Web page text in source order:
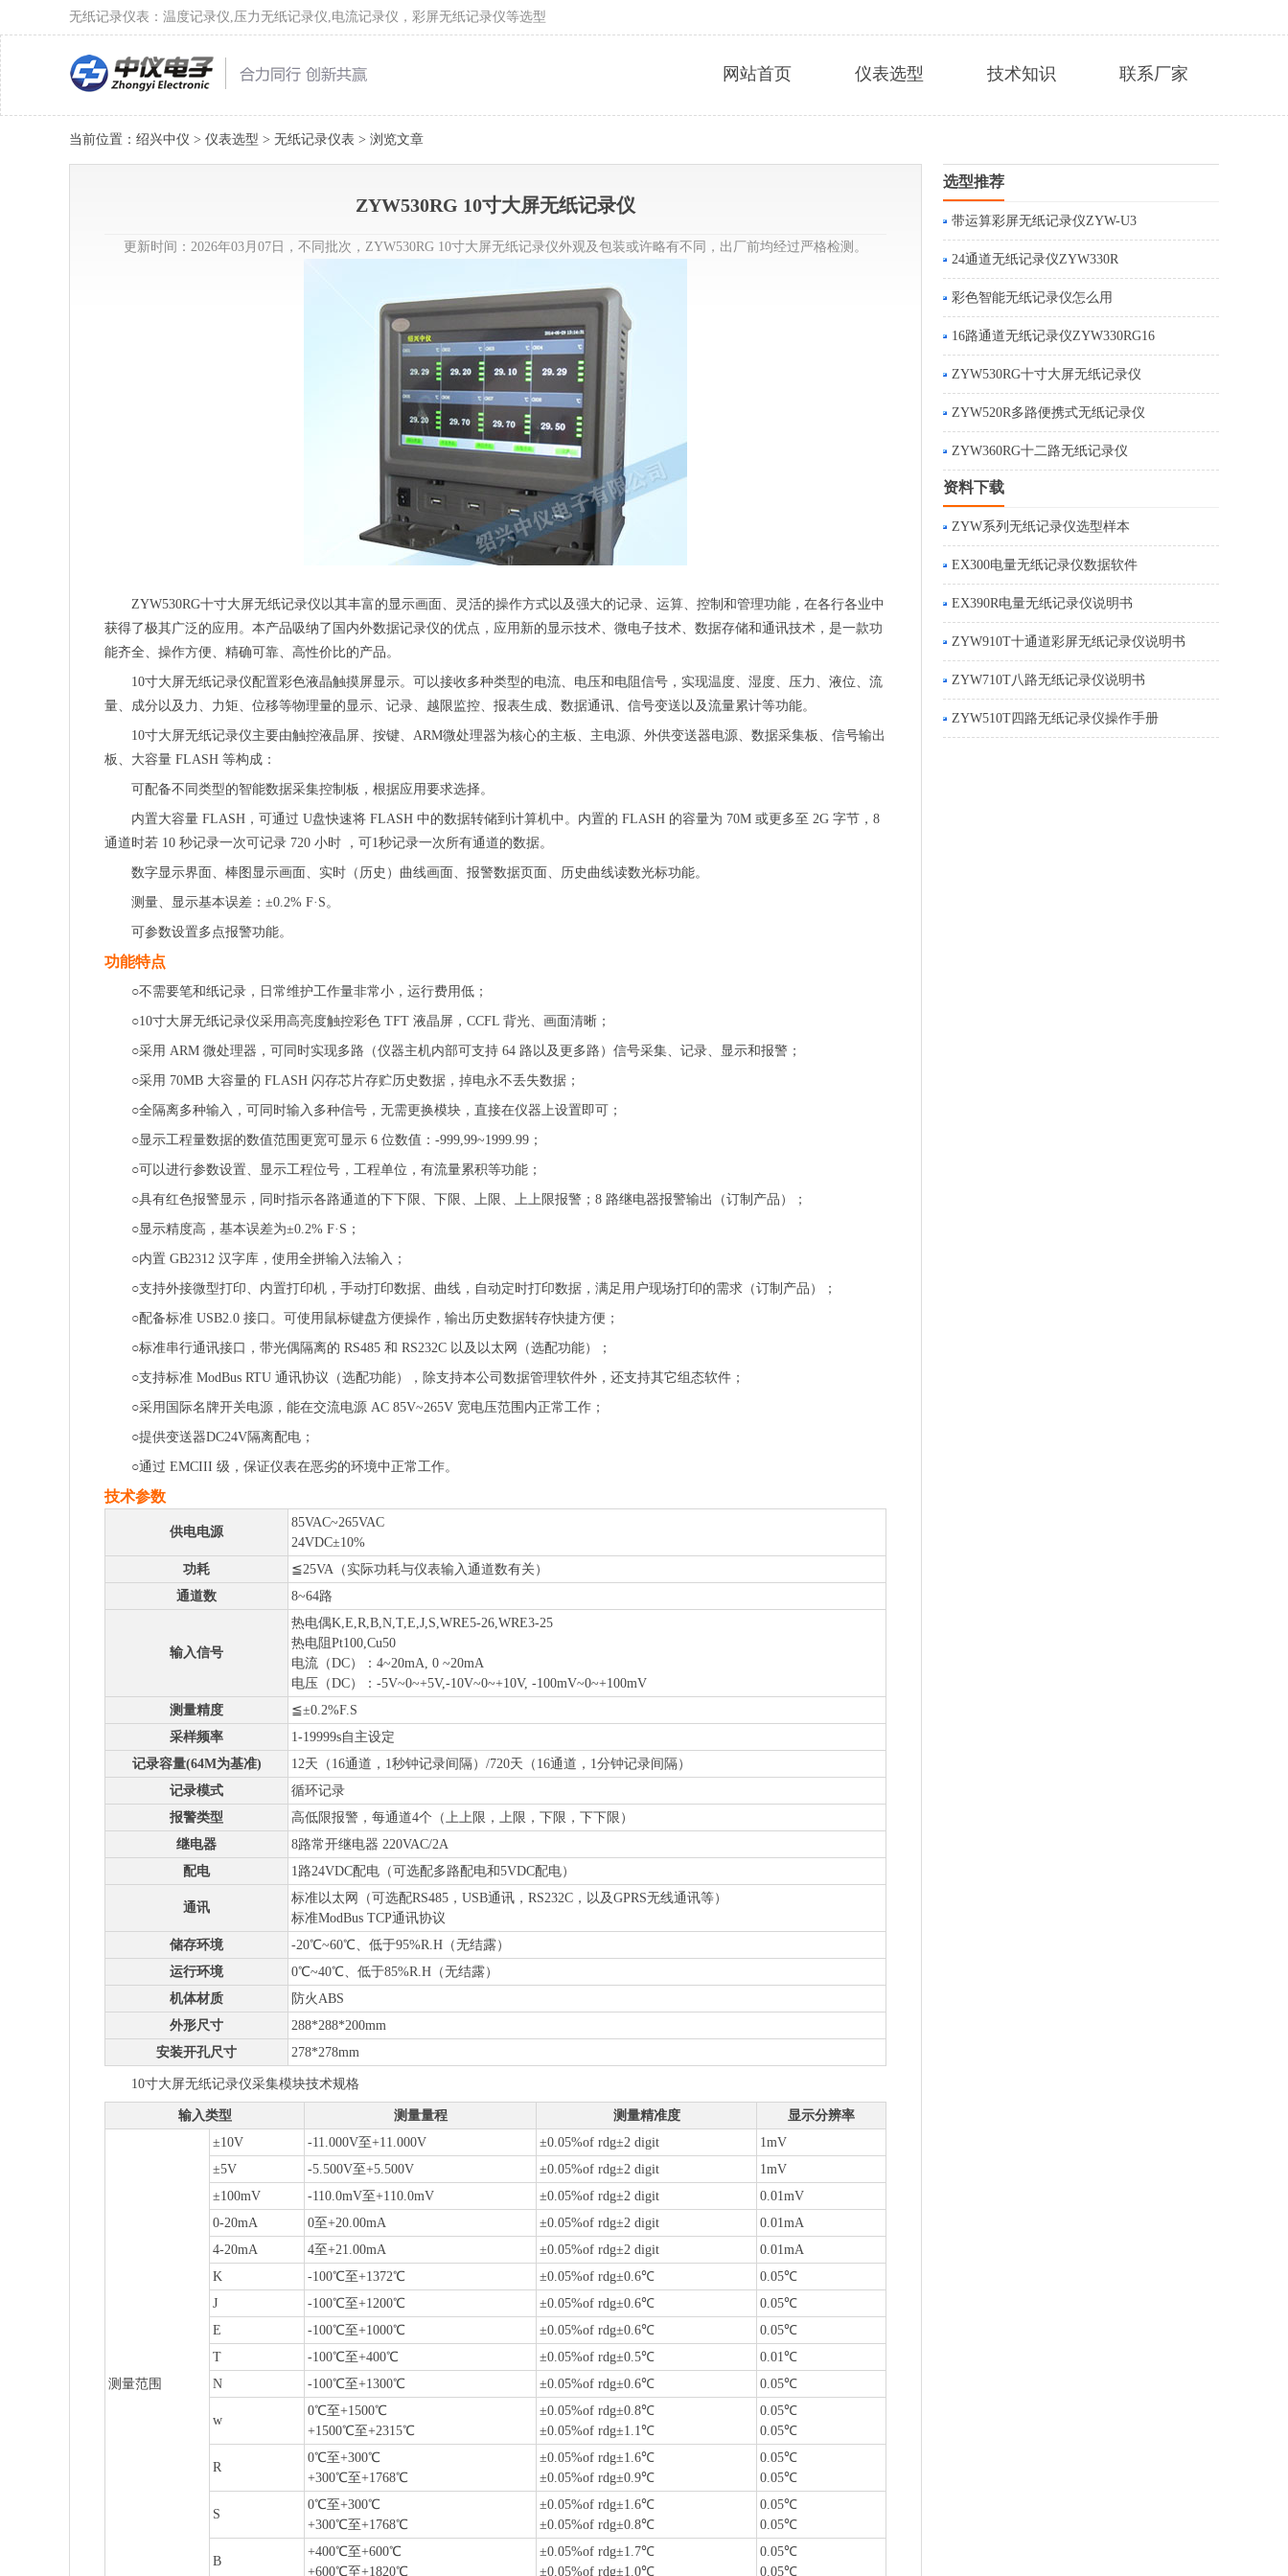
无纸记录仪表：温度记录仪,压力无纸记录仪,电流记录仪，彩屏无纸记录仪等选型
网站首页 仪表选型 技术知识 联系厂家
当前位置： 绍兴中仪 > 仪表选型 > 无纸记录仪表 > 浏览文章
ZYW530RG 10寸大屏无纸记录仪
更新时间：2026年03月07日，不同批次，ZYW530RG 10寸大屏无纸记录仪外观及包装或许略有不同，出厂前均经过严格检测。
ZYW530RG十寸大屏无纸记录仪以其丰富的显示画面、灵活的操作方式以及强大的记录、运算、控制和管理功能，在各行各业中
获得了极其广泛的应用。本产品吸纳了国内外数据记录仪的优点，应用新的显示技术、微电子技术、数据存储和通讯技术，是一款功
能齐全、操作方便、精确可靠、高性价比的产品。
10寸大屏无纸记录仪配置彩色液晶触摸屏显示。可以接收多种类型的电流、电压和电阻信号，实现温度、湿度、压力、液位、流
量、成分以及力、力矩、位移等物理量的显示、记录、越限监控、报表生成、数据通讯、信号变送以及流量累计等功能。
10寸大屏无纸记录仪主要由触控液晶屏、按键、ARM微处理器为核心的主板、主电源、外供变送器电源、数据采集板、信号输出
板、大容量 FLASH 等构成：
可配备不同类型的智能数据采集控制板，根据应用要求选择。
内置大容量 FLASH，可通过 U盘快速将 FLASH 中的数据转储到计算机中。内置的 FLASH 的容量为 70M 或更多至 2G 字节，8
通道时若 10 秒记录一次可记录 720 小时 ，可1秒记录一次所有通道的数据。
数字显示界面、棒图显示画面、实时（历史）曲线画面、报警数据页面、历史曲线读数光标功能。
测量、显示基本误差：±0.2% F·S。
可参数设置多点报警功能。
功能特点
○不需要笔和纸记录，日常维护工作量非常小，运行费用低；
○10寸大屏无纸记录仪采用高亮度触控彩色 TFT 液晶屏，CCFL 背光、画面清晰；
○采用 ARM 微处理器，可同时实现多路（仪器主机内部可支持 64 路以及更多路）信号采集、记录、显示和报警；
○采用 70MB 大容量的 FLASH 闪存芯片存贮历史数据，掉电永不丢失数据；
○全隔离多种输入，可同时输入多种信号，无需更换模块，直接在仪器上设置即可；
○显示工程量数据的数值范围更宽可显示 6 位数值：-999,99~1999.99；
○可以进行参数设置、显示工程位号，工程单位，有流量累积等功能；
○具有红色报警显示，同时指示各路通道的下下限、下限、上限、上上限报警；8 路继电器报警输出（订制产品）；
○显示精度高，基本误差为±0.2% F·S；
○内置 GB2312 汉字库，使用全拼输入法输入；
○支持外接微型打印、内置打印机，手动打印数据、曲线，自动定时打印数据，满足用户现场打印的需求（订制产品）；
○配备标准 USB2.0 接口。可使用鼠标键盘方便操作，输出历史数据转存快捷方便；
○标准串行通讯接口，带光偶隔离的 RS485 和 RS232C 以及以太网（选配功能）；
○支持标准 ModBus RTU 通讯协议（选配功能），除支持本公司数据管理软件外，还支持其它组态软件；
○采用国际名牌开关电源，能在交流电源 AC 85V~265V 宽电压范围内正常工作；
○提供变送器DC24V隔离配电；
○通过 EMCIII 级，保证仪表在恶劣的环境中正常工作。
技术参数
供电电源
85VAC~265VAC
24VDC±10%
功耗
≦25VA（实际功耗与仪表输入通道数有关）
通道数
8~64路
输入信号
热电偶K,E,R,B,N,T,E,J,S,WRE5-26,WRE3-25
热电阻Pt100,Cu50
电流（DC）：4~20mA, 0 ~20mA
电压（DC）：-5V~0~+5V,-10V~0~+10V, -100mV~0~+100mV
测量精度
≦±0.2%F.S
采样频率
1-19999s自主设定
记录容量(64M为基准)
12天（16通道，1秒钟记录间隔）/720天（16通道，1分钟记录间隔）
记录模式
循环记录
报警类型
高低限报警，每通道4个（上上限，上限，下限，下下限）
继电器
8路常开继电器 220VAC/2A
配电
1路24VDC配电（可选配多路配电和5VDC配电）
通讯
标准以太网（可选配RS485，USB通讯，RS232C，以及GPRS无线通讯等）
标准ModBus TCP通讯协议
储存环境
-20℃~60℃、低于95%R.H（无结露）
运行环境
0℃~40℃、低于85%R.H（无结露）
机体材质
防火ABS
外形尺寸
288*288*200mm
安装开孔尺寸
278*278mm
10寸大屏无纸记录仪采集模块技术规格
输入类型 测量量程 测量精准度 显示分辨率
测量范围
±10V -11.000V至+11.000V ±0.05%of rdg±2 digit
1mV
±5V
-5.500V至+5.500V ±0.05%of rdg±2 digit
1mV
±100mV
-110.0mV至+110.0mV ±0.05%of rdg±2 digit
0.01mV
0-20mA
0至+20.00mA ±0.05%of rdg±2 digit
0.01mA
4-20mA
4至+21.00mA ±0.05%of rdg±2 digit
0.01mA
K
-100℃至+1372℃ ±0.05%of rdg±0.6℃
0.05℃
J
-100℃至+1200℃ ±0.05%of rdg±0.6℃
0.05℃
E
-100℃至+1000℃ ±0.05%of rdg±0.6℃
0.05℃
T
-100℃至+400℃ ±0.05%of rdg±0.5℃
0.01℃
N
-100℃至+1300℃ ±0.05%of rdg±0.6℃ 0.05℃
w
0℃至+1500℃
+1500℃至+2315℃
±0.05%of rdg±0.8℃
±0.05%of rdg±1.1℃
0.05℃
0.05℃
R
0℃至+300℃
+300℃至+1768℃
±0.05%of rdg±1.6℃
±0.05%of rdg±0.9℃
0.05℃
0.05℃
S
0℃至+300℃
+300℃至+1768℃
±0.05%of rdg±1.6℃
±0.05%of rdg±0.8℃
0.05℃
0.05℃
B
+400℃至+600℃
+600℃至+1820℃
±0.05%of rdg±1.7℃
±0.05%of rdg±1.0℃
0.05℃
0.05℃
选型推荐
带运算彩屏无纸记录仪ZYW-U3
24通道无纸记录仪ZYW330R
彩色智能无纸记录仪怎么用
16路通道无纸记录仪ZYW330RG16
ZYW530RG十寸大屏无纸记录仪
ZYW520R多路便携式无纸记录仪
ZYW360RG十二路无纸记录仪
资料下载
ZYW系列无纸记录仪选型样本
EX300电量无纸记录仪数据软件
EX390R电量无纸记录仪说明书
ZYW910T十通道彩屏无纸记录仪说明书
ZYW710T八路无纸记录仪说明书
ZYW510T四路无纸记录仪操作手册